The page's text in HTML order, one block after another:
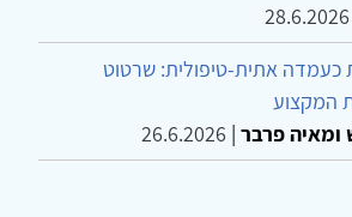
28.6.2026
כעמדה אתית-טיפולית: שרטוט
המקצוע
ומאיה פרבר |
26.6.2026